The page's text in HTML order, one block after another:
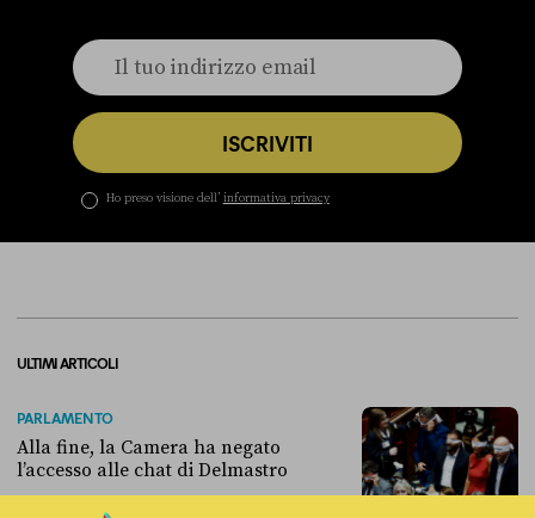
ISCRIVITI
Ho preso visione dell’ informativa privacy
ULTIMI ARTICOLI
PARLAMENTO
Alla fine, la Camera ha negato
l’accesso alle chat di Delmastro
REDAZIONE